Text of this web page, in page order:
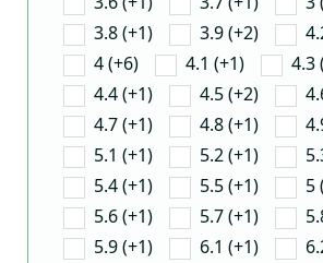
3.8 (+1)
3.9 (+2)
4 (+6)
4.1 (+1)
4.3
4.4 (+1)
4.5 (+2)
4.7 (+1)
4.8 (+1)
5.1 (+1)
5.2 (+1)
5.4 (+1)
5.5 (+1)
5
5.6 (+1)
5.7 (+1)
5.9 (+1)
6.1 (+1)